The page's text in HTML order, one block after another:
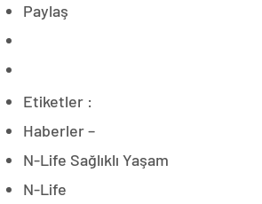
Paylaş
Etiketler :
Haberler –
N-Life Sağlıklı Yaşam
N-Life